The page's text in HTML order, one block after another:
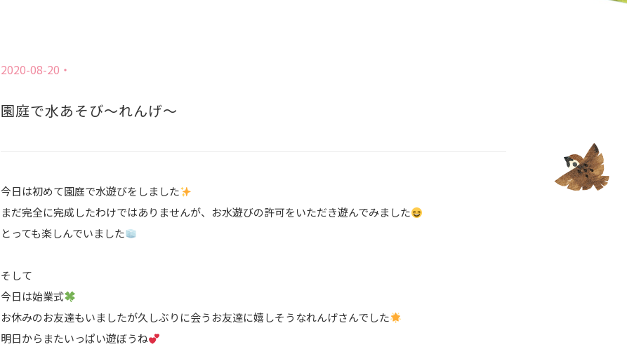
2020-08-20
園庭で水あそび〜れんげ〜
今日は初めて園庭で水遊びをしました
まだ完全に完成したわけではありませんが、お水遊びの許可をいただき遊んでみました
とっても楽しんでいました
そして
今日は始業式
お休みのお友達もいましたが久しぶりに会うお友達に嬉しそうなれんげさんでした
明日からまたいっぱい遊ぼうね